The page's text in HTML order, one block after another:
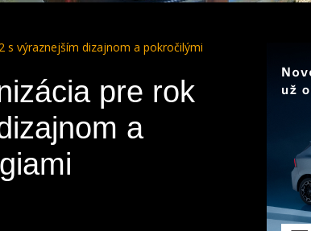
s výraznejším dizajnom a pokročilými
pre rok
a